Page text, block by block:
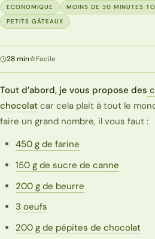
ECONOMIQUE
MOINS DE 30 MINUTES
PETITS GÂTEAUX
28 min Facile
Tout d’abord, je vous propose des
chocolat car cela plait à tout le
faire un grand nombre, il vous faut :
450 g de farine
150 g de sucre de canne
200 g de beurre
3 oeufs
200 g de pépites de chocolat